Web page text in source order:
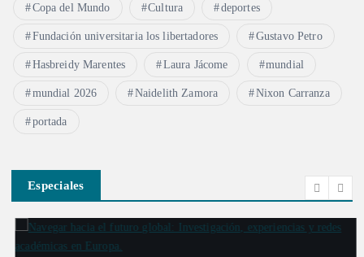
Copa del Mundo Cultura deportes
Fundación universitaria los libertadores Gustavo Petro
Hasbreidy Marentes Laura Jácome mundial
mundial 2026 Naidelith Zamora Nixon Carranza
portada
Especiales